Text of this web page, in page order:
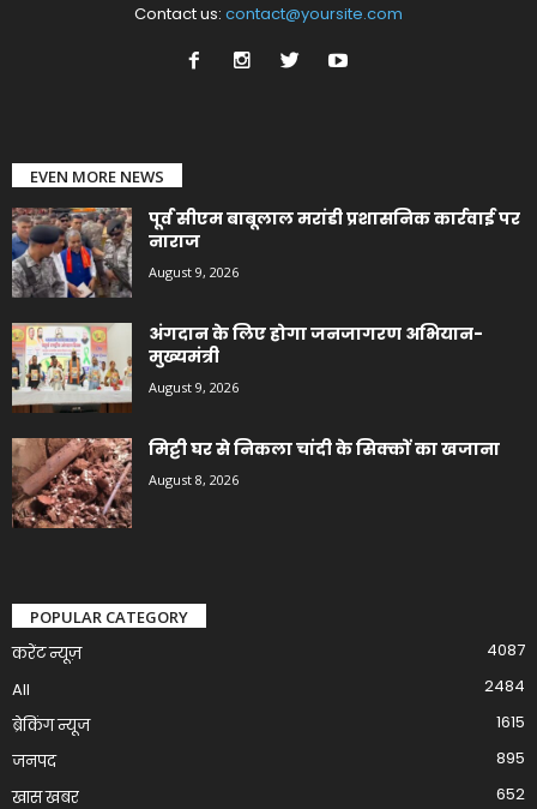
Contact us: contact@yoursite.com
EVEN MORE NEWS
पूर्व सीएम बाबूलाल मरांडी प्रशासनिक कार्रवाई पर
नाराज
August 9, 2026
अंगदान के लिए होगा जनजागरण अभियान-
मुख्यमंत्री
August 9, 2026
मिट्टी घर से निकला चांदी के सिक्कों का खजाना
August 8, 2026
POPULAR CATEGORY
करेंट न्यूज़
4087
All
2484
ब्रेकिंग न्यूज
1615
जनपद
895
खास खबर
652